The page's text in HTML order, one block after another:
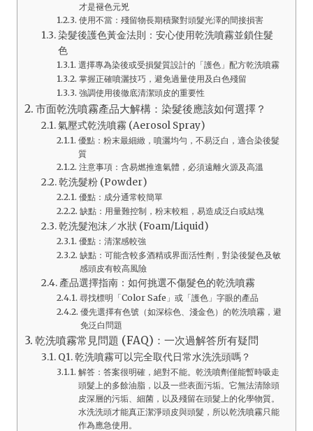
才是褪色元兇
使用不當：殘留物長期積聚對頭髮光澤的間接損害
染髮後護色黃金法則：安心使用乾洗噴霧並鎖住髮
色
選擇專為染後或受損髮質設計的「護色」配方乾洗噴霧
掌握正確噴灑技巧，避免過量使用及白色殘留
強調使用後徹底清潔頭皮的重要性
市面乾洗噴霧產品大解構：染髮後應該如何選擇？
氣壓式乾洗噴霧 (Aerosol Spray)
優點：粉末最細緻，噴灑均勻，不易泛白，適合染後髮
質
注意事項：含易燃推進氣體，必須遠離火源及高溫
乾洗髮粉 (Powder)
優點：成分通常較簡單
缺點：用量難控制，粉末較粗，易造成泛白或結塊
乾洗髮泡沫／水狀 (Foam/Liquid)
優點：清潔感較強
缺點：可能含較多酒精或界面活性劑，對染後髮色及敏
感頭皮有較高風險
產品選擇指南：如何挑選不傷髮色的乾洗噴霧
尋找標明「Color Safe」或「護色」字眼的產品
優先選擇有色號（如深棕色、淺金色）的乾洗噴霧，避
免泛白問題
乾洗噴霧常見問題 (FAQ)：一次過解答所有疑問
Q1. 乾洗噴霧可以完全取代日常水洗洗頭嗎？
解答：答案很明確，絕對不能。乾洗噴劑僅能暫時吸走
頭髮上的多餘油脂，以及一些表面污垢。它無法清除頭
皮深層的污垢、細菌，以及殘留在頭髮上的化學物質。
水洗洗頭才能真正潔淨頭皮與頭髮，所以乾洗噴霧只能
作為應急使用。